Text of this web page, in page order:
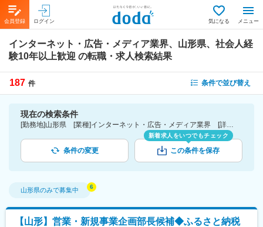
会員登録 ログイン 気になる メニュー
インターネット・広告・メディア業界、山形県、社会人経
験10年以上歓迎 の転職・求人検索結果
187 件 条件で並び替え
現在の検索条件
[勤務地]山形県 [業種]インターネット・広告・メディア業界 [詳細条件](募集・採用情報)社会人経験10年以上歓迎
条件の変更
新着求人をいつでもチェック
この条件を保存
山形県のみで募集中
【山形】営業・新規事業企画部長候補◆ふるさと納税